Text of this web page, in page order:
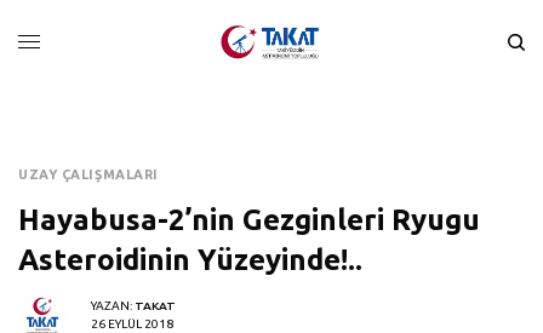
UZAY ÇALIŞMALARI
Hayabusa-2’nin Gezginleri Ryugu
Asteroidinin Yüzeyinde!..
YAZAN: TAKAT
26 EYLÜL 2018